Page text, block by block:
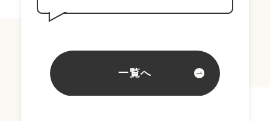
一覧へ